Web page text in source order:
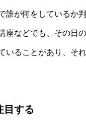
誰が何をしているか
座などでも、その日
いることがあり、そ
目する